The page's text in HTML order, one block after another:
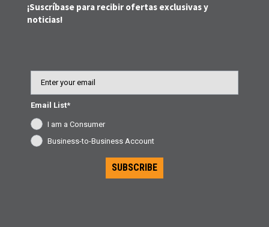
¡Suscríbase para recibir ofertas exclusivas y
noticias!
Email List*
I am a Consumer
Business-to-Business Account
SUBSCRIBE